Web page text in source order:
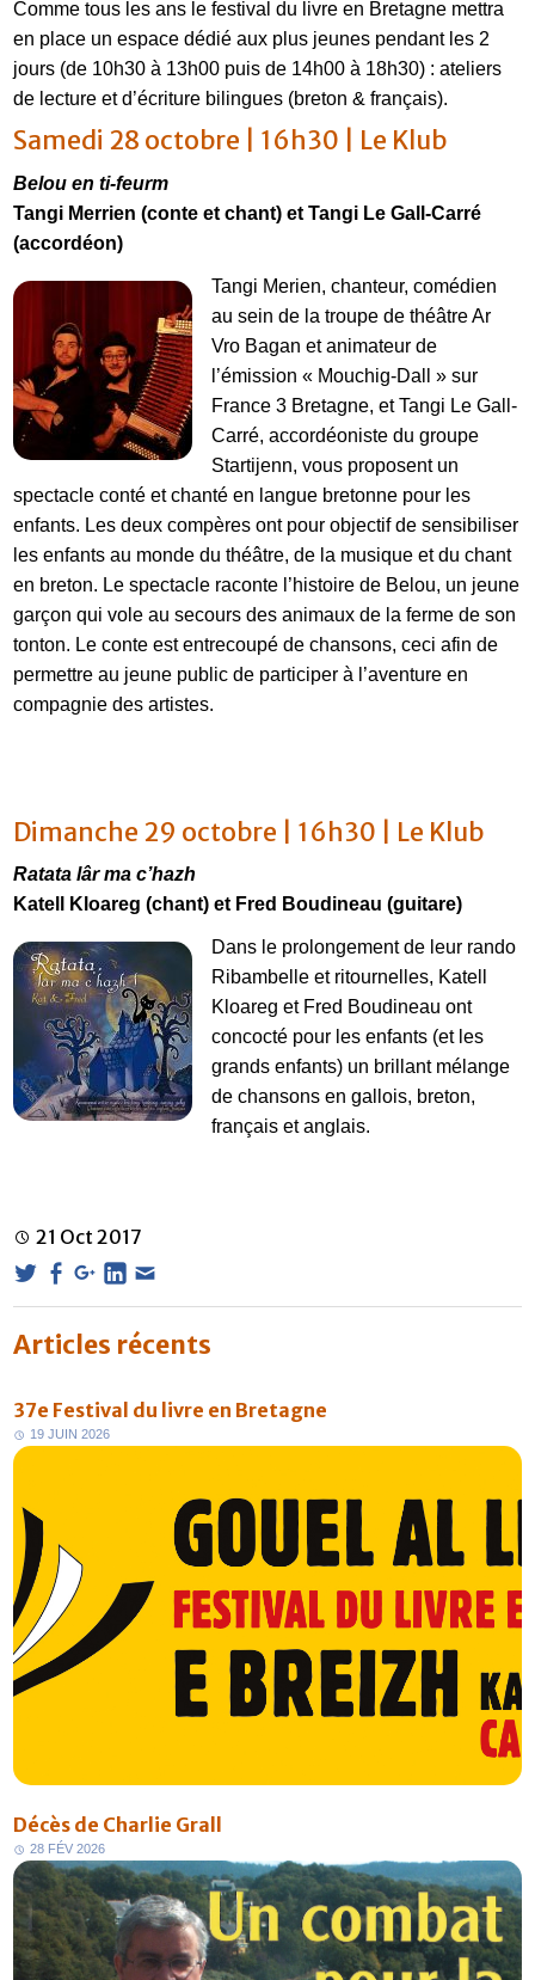
Comme tous les ans le festival du livre en Bretagne mettra
en place un espace dédié aux plus jeunes pendant les 2
jours (de 10h30 à 13h00 puis de 14h00 à 18h30) : ateliers
de lecture et d’écriture bilingues (breton & français).
Samedi 28 octobre | 16h30 | Le Klub
Belou en ti-feurm
Tangi Merrien (conte et chant) et Tangi Le Gall-Carré
(accordéon)
Tangi Merien, chanteur, comédien
au sein de la troupe de théâtre Ar
Vro Bagan et animateur de
l’émission « Mouchig-Dall » sur
France 3 Bretagne, et Tangi Le Gall-
Carré, accordéoniste du groupe
Startijenn, vous proposent un
spectacle conté et chanté en langue bretonne pour les
enfants. Les deux compères ont pour objectif de sensibiliser
les enfants au monde du théâtre, de la musique et du chant
en breton. Le spectacle raconte l’histoire de Belou, un jeune
garçon qui vole au secours des animaux de la ferme de son
tonton. Le conte est entrecoupé de chansons, ceci afin de
permettre au jeune public de participer à l’aventure en
compagnie des artistes.
Dimanche 29 octobre | 16h30 | Le Klub
Ratata lâr ma c’hazh
Katell Kloareg (chant) et Fred Boudineau (guitare)
Dans le prolongement de leur rando
Ribambelle et ritournelles, Katell
Kloareg et Fred Boudineau ont
concocté pour les enfants (et les
grands enfants) un brillant mélange
de chansons en gallois, breton,
français et anglais.
21 Oct 2017
Articles récents
37e Festival du livre en Bretagne
19 J U N 2026
Décès de Charlie Grall
28 FÉV 2026